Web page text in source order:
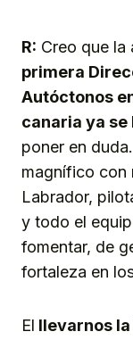
R: Creo que la
primera
Autóctonos
canaria ya
poner en
magnífico con
Labrador,
y todo el
fomentar, de
fortaleza en
El llevarnos